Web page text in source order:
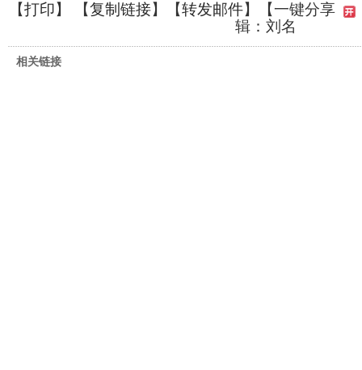
【打印】 【复制链接】【转发邮件】
【一键分享
辑：刘名
相关链接